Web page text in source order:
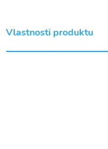
Vlastnosti produktu